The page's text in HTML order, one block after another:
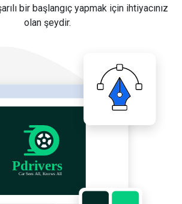
bir başlangıç yapmak için ihtiyacınız
olan şeydir.